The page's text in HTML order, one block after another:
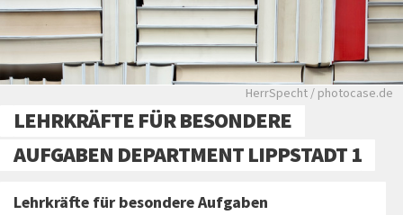
Bücher stehen in
HerrSpecht / photocase.de
LEHRKRÄFTE FÜR BESONDERE
AUFGABEN DEPARTMENT LIPPSTADT 1
Lehrkräfte für besondere Aufgaben